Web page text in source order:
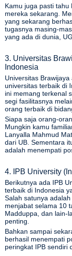
Kamu juga pasti
mereka sekarang.
yang sekarang
tugasnya masing-
yang ada di dunia,
3. Universitas
Indonesia
Universitas
universitas terbaik di
ini memang terkenal
segi fasilitasnya
orang terbaik di
Siapa saja orang-
Mungkin kamu
Lanyalla Mahmud
dari UB. Sementara
adalah menempati
4. IPB University
Berikutnya ada IPB
terbaik di Indonesia
Salah satunya
menjabat selama 10
Madduppa, dan lain-
penting.
Bahkan sampai
berhasil menempati
peringkat IPB sendiri